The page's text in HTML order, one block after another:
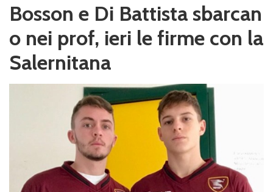
Bosson e Di Battista sbarcan
o nei prof, ieri le firme con la
Salernitana